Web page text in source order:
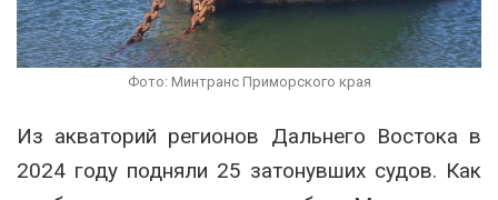
Фото: Минтранс Приморского края
Из акваторий регионов Дальнего Востока в
2024 году подняли 25 затонувших судов. Как